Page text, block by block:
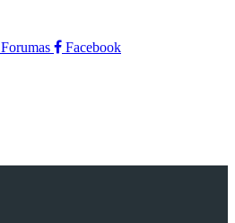
Forumas
Facebook